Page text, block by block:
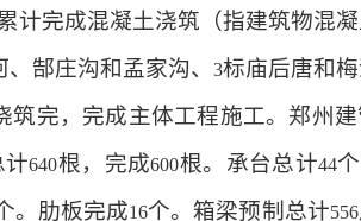
计完成混凝土浇筑（指建筑物混
郜庄沟和孟家沟、 3标庙后唐和梅
筑完，完成主体工程施工。郑州
计640根，完成600根。承台总计44
。肋板完成16个。箱梁预制总计556